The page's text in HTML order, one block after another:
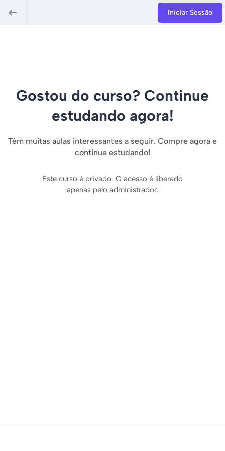
Iniciar Sessão
Gostou do curso? Continue
estudando agora!
Têm muitas aulas interessantes a seguir. Compre agora e
continue estudando!
Este curso é privado. O acesso é liberado
apenas pelo administrador.